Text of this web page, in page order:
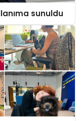
sunuldu